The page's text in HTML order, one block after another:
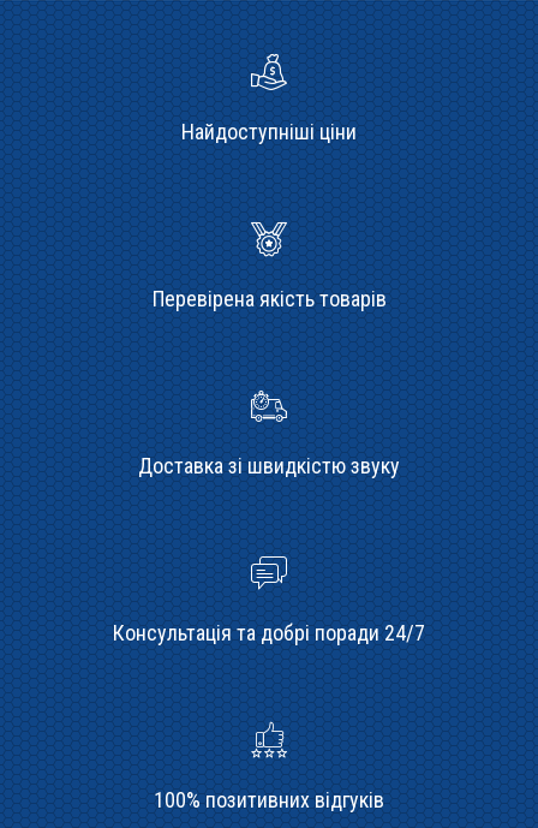
Найдоступніші ціни
Перевірена якість товарів
Доставка зі швидкістю звуку
Консультація та добрі поради 24/7
100% позитивних відгуків